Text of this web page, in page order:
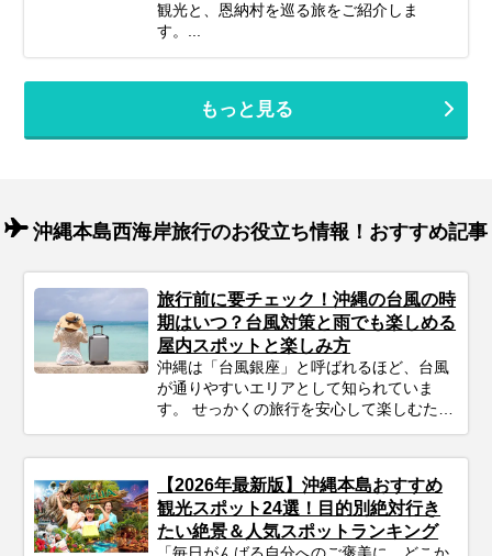
観光と、恩納村を巡る旅をご紹介しま
す。...
もっと見る
沖縄本島西海岸旅行のお役立ち情報！おすすめ記事
旅行前に要チェック！沖縄の台風の時
期はいつ？台風対策と雨でも楽しめる
屋内スポットと楽しみ方
沖縄は「台風銀座」と呼ばれるほど、台風
が通りやすいエリアとして知られていま
す。 せっかくの旅行を安心して楽しむため
【2026年最新版】沖縄本島おすすめ
観光スポット24選！目的別絶対行き
たい絶景＆人気スポットランキング